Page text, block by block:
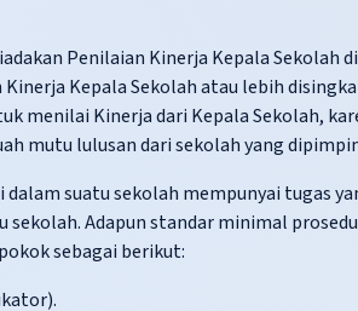
Penilaian Kinerja Kepala Sekolah
Kepala Sekolah atau lebih
menilai Kinerja dari Kepala Sekolah,
mutu lulusan dari sekolah yang
suatu sekolah mempunyai tugas
Adapun standar minimal
sebagai berikut: